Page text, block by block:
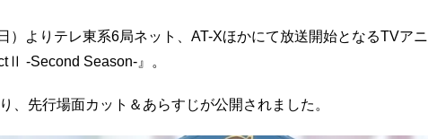
）よりテレ東系6局ネット、AT-Xほかにて放送開始となるTVアニ
-Second Season-』。
、先行場面カット＆あらすじが公開されました。